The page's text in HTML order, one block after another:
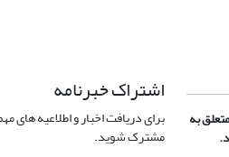
به
اشتراک خبرنامه
برای دریافت اخبار و اطلاعیه های
مشترک شوید.